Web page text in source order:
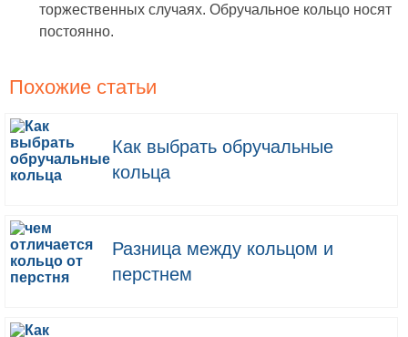
торжественных случаях. Обручальное кольцо носят
постоянно.
Похожие статьи
Как выбрать обручальные
кольца
Разница между кольцом и
перстнем